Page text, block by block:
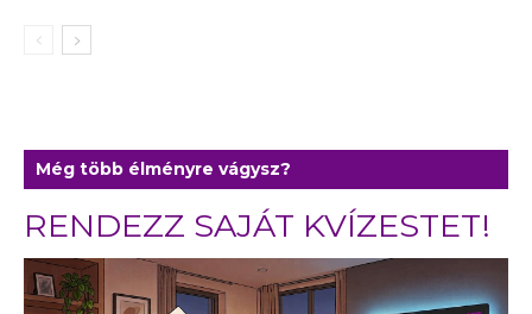
Még több élményre vágysz?
RENDEZZ SAJÁT KVÍZESTET!